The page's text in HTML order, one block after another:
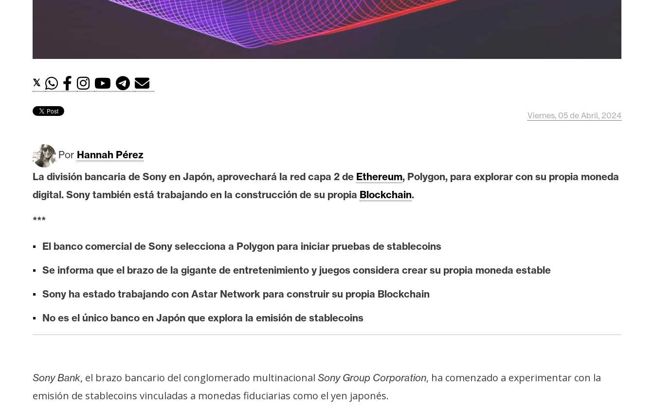
e
u
m
A
á
i
i
N
a
e
r
𝕏
Viernes, 05 de Abril, 2024
Por Hannah Pérez
La división bancaria de Sony en Japón, aprovechará la red capa 2 de Ethereum, Polygon, para explorar con su propia moneda
digital. Sony también está trabajando en la construcción de su propia Blockchain.
***
El banco comercial de Sony selecciona a Polygon para iniciar pruebas de stablecoins
Se informa que el brazo de la gigante de entretenimiento y juegos considera crear su propia moneda estable
Sony ha estado trabajando con Astar Network para construir su propia Blockchain
No es el único banco en Japón que explora la emisión de stablecoins
Sony Bank, el brazo bancario del conglomerado multinacional Sony Group Corporation, ha comenzado a experimentar con la
emisión de stablecoins vinculadas a monedas fiduciarias como el yen japonés.